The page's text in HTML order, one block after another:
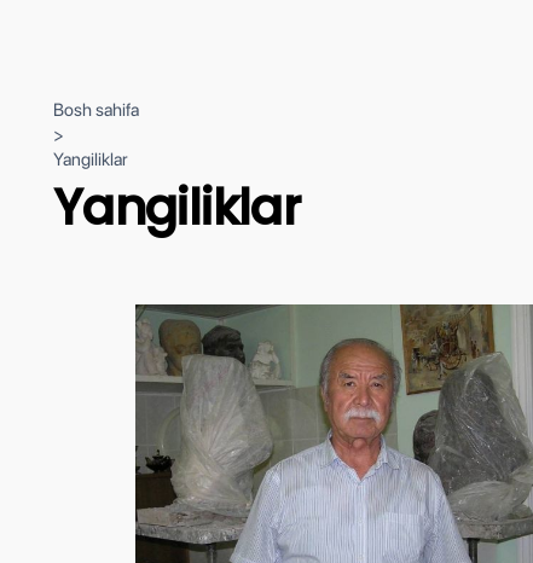
Bosh sahifa
>
Yangiliklar
Yangiliklar